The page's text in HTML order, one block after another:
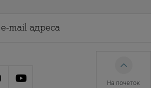
На почеток